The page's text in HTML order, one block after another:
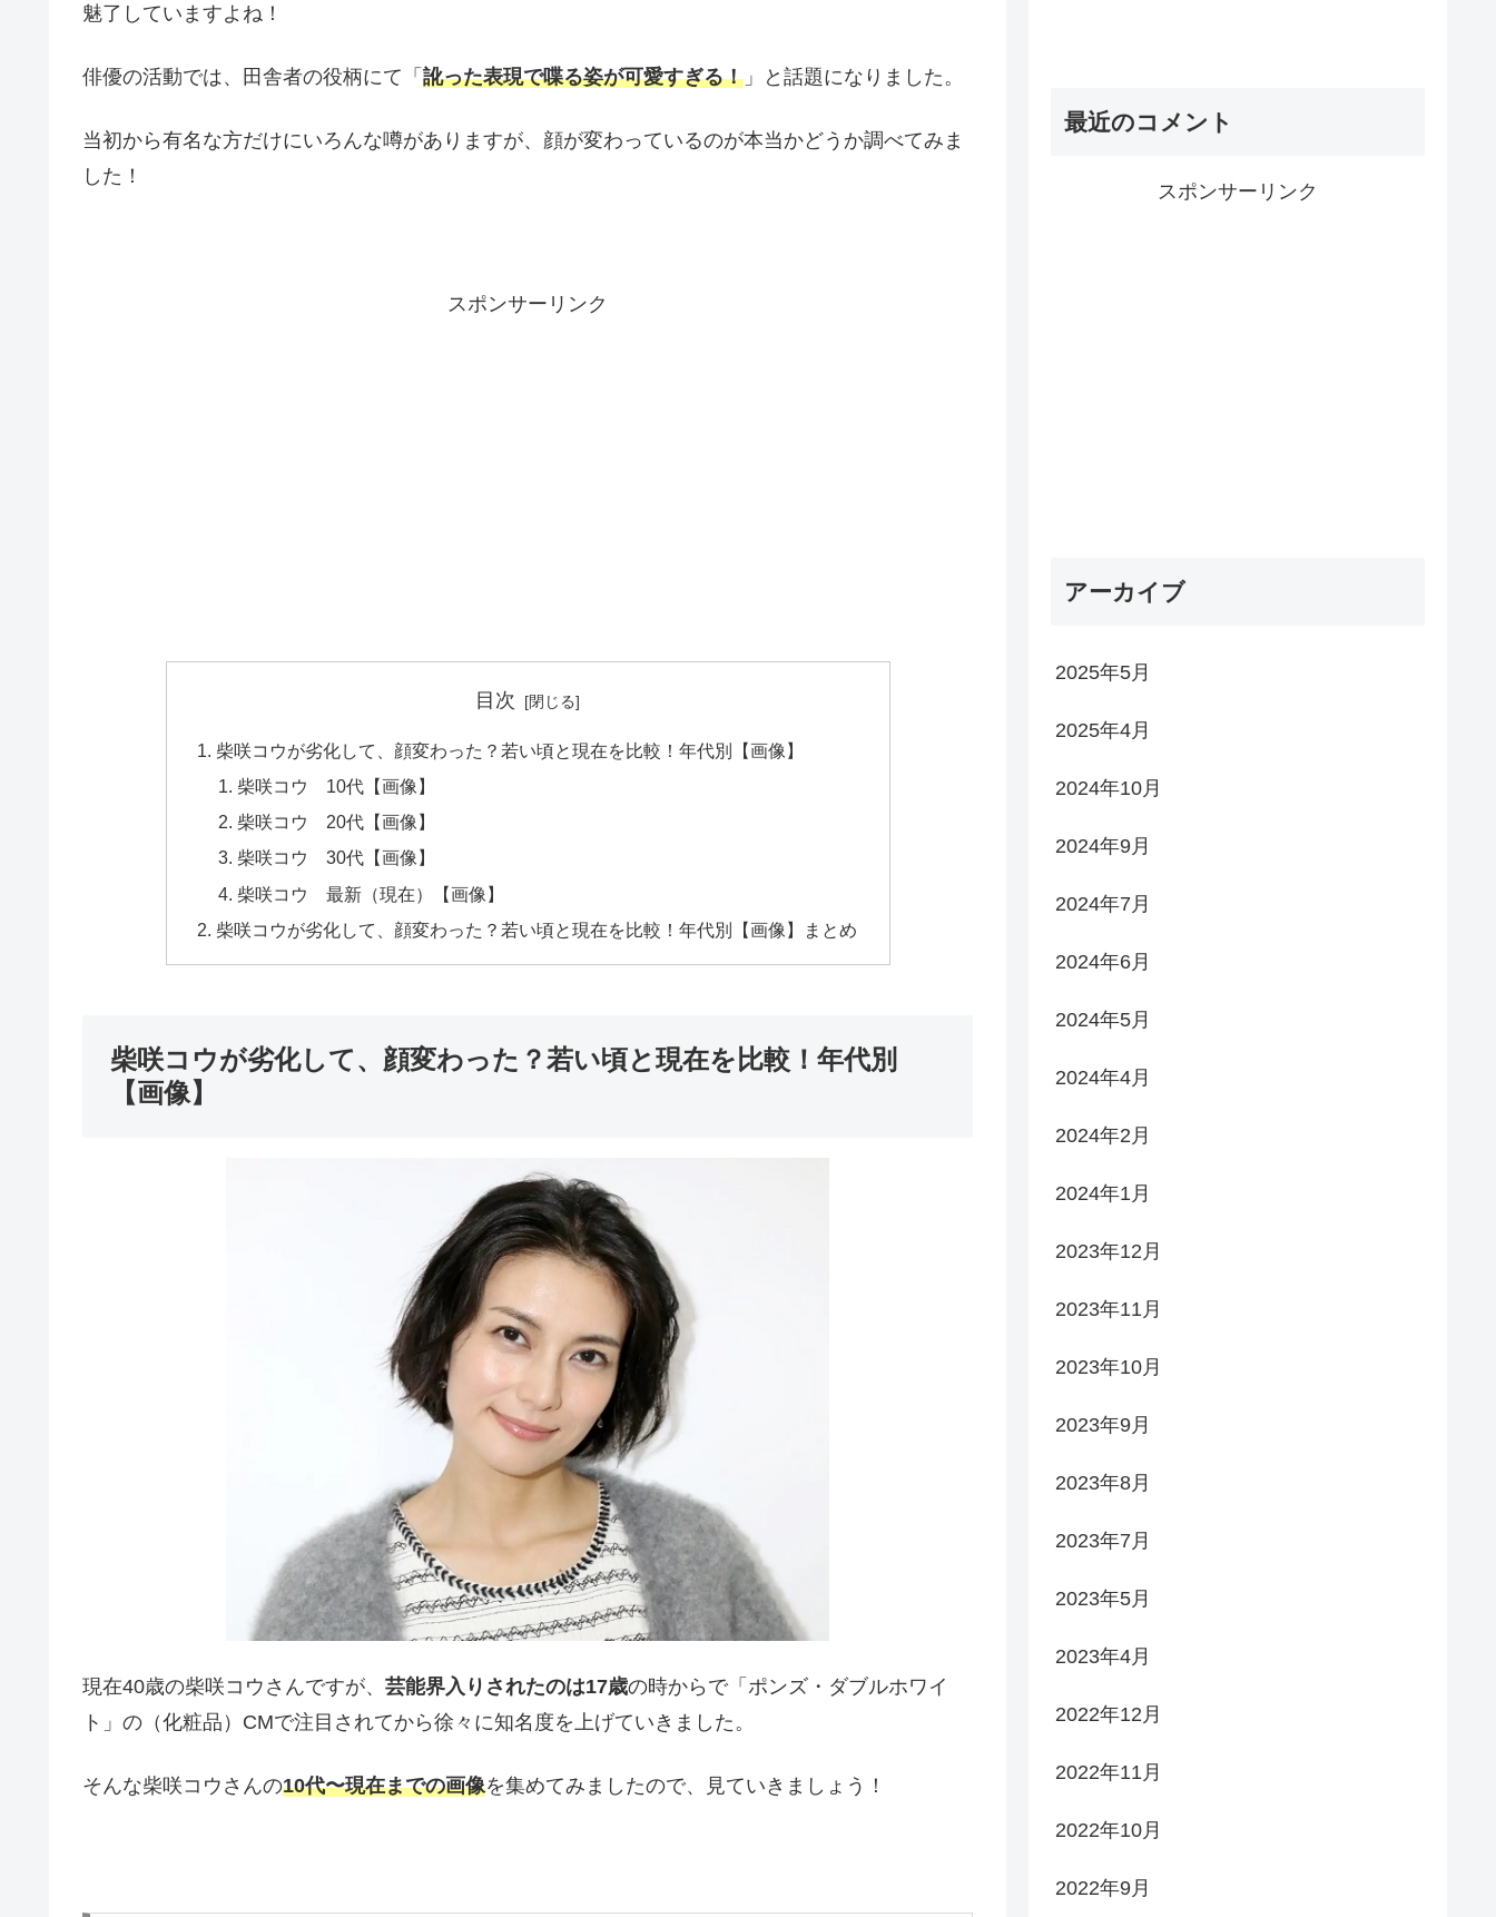
魅了していますよね！
俳優の活動では、田舎者の役柄にて「 訛った表現で喋る姿が可愛すぎる！ 」と話題になりました。
当初から有名な方だけにいろんな噂がありますが、顔が変わっているのが本当かどうか調べてみま
した！
スポンサーリンク
目次
柴咲コウが劣化して、顔変わった？若い頃と現在を比較！年代別【画像】
柴咲コウ 10代【画像】
柴咲コウ 20代【画像】
柴咲コウ 30代【画像】
柴咲コウ 最新（現在）【画像】
柴咲コウが劣化して、顔変わった？若い頃と現在を比較！年代別【画像】まとめ
柴咲コウが劣化して、顔変わった？若い頃と現在を比較！年代別
【画像】
現在40歳の柴咲コウさんですが、 芸能界入りされたのは17歳の時からで「ポンズ・ダブルホワイ
ト」の（化粧品）CMで注目されてから徐々に知名度を上げていきました。
そんな柴咲コウさんの10代〜現在までの画像を集めてみましたので、見ていきましょう！
最近のコメント
スポンサーリンク
アーカイブ
2025年5月
2025年4月
2024年10月
2024年9月
2024年7月
2024年6月
2024年5月
2024年4月
2024年2月
2024年1月
2023年12月
2023年11月
2023年10月
2023年9月
2023年8月
2023年7月
2023年5月
2023年4月
2022年12月
2022年11月
2022年10月
2022年9月